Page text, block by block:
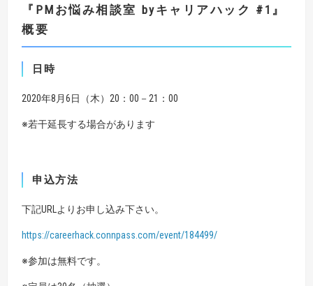
『PM お悩み相談室 byキャリアハック #1』
概要
日時
2020年8月6日（木）20：00－21：00
※若干延長する場合があります
申込方法
下記URLよりお申し込み下さい。
https://careerhack.connpass.com/event/184499/
※参加は無料です。